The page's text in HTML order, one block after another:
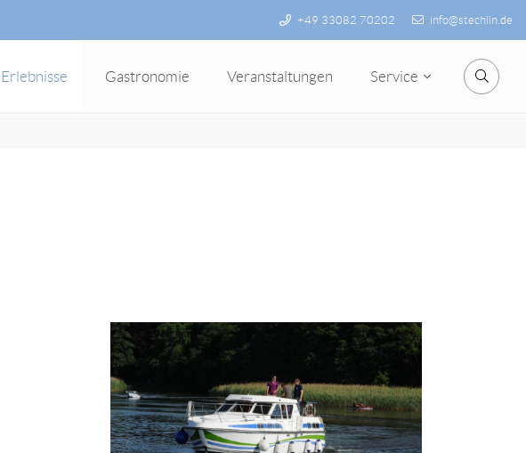
+49 33082 70202 info@stechlin.de
Erlebnisse Gastronomie Veranstaltungen Service Suche